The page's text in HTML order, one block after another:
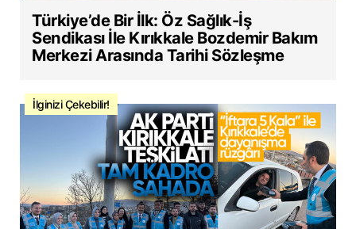
Türkiye’de Bir İlk: Öz Sağlık-İş
Sendikası İle Kırıkkale Bozdemir Bakım
Merkezi Arasında Tarihi Sözleşme
İlginizi Çekebilir!